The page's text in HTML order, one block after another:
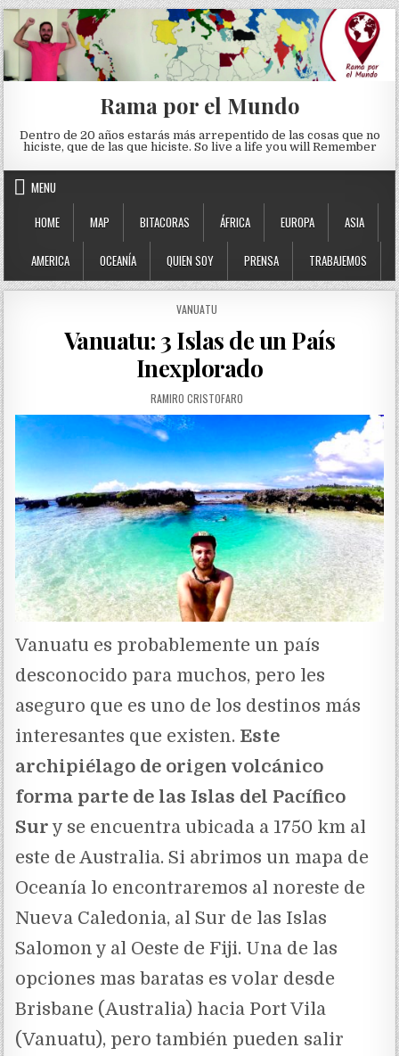
Skip to content
Rama por el Mundo
Dentro de 20 años estarás más arrepentido de las cosas que no
hiciste, que de las que hiciste. So live a life you will Remember
MENU
HOME
MAP BITACORAS ÁFRICA EUROPA ASIA
AMERICA OCEANÍA QUIEN SOY PRENSA TRABAJEMOS
POSTED IN
VANUATU
Vanuatu: 3 Islas de un País
Inexplorado
AUTHOR:
RAMIRO CRISTOFARO
Vanuatu es probablemente un país
desconocido para muchos, pero les
aseguro que es uno de los destinos más
interesantes que existen. Este
archipiélago de origen volcánico
forma parte de las Islas del Pacífico
Sur y se encuentra ubicada a 1750 km al
este de Australia. Si abrimos un mapa de
Oceanía lo encontraremos al noreste de
Nueva Caledonia, al Sur de las Islas
Salomon y al Oeste de Fiji. Una de las
opciones mas baratas es volar desde
Brisbane (Australia) hacia Port Vila
(Vanuatu), pero también pueden salir